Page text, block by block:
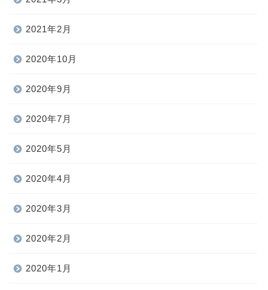
2021年2月
2020年10月
2020年9月
2020年7月
2020年5月
2020年4月
2020年3月
2020年2月
2020年1月